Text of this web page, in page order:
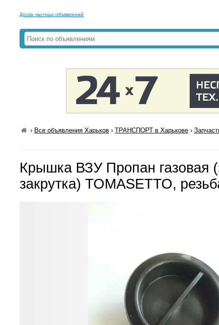
Доска частных объявлений
› Все объявления Харьков ›ТРАНСПОРТ в Харькове ›
Крышка ВЗУ Пропан газовая
закрутка) TOMASETTO,